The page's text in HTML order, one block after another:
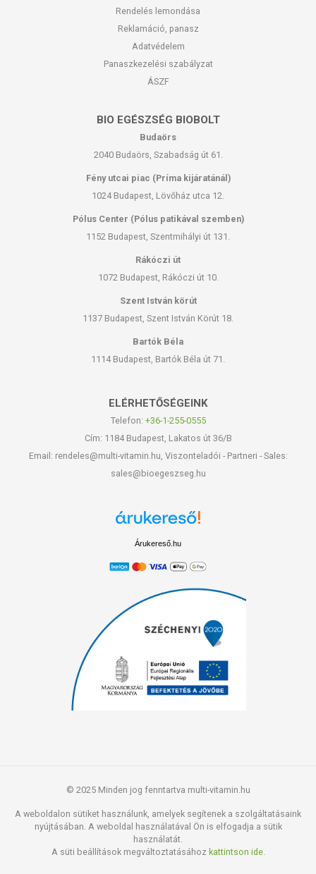
Rendelés lemondása
Reklamáció, panasz
Adatvédelem
Panaszkezelési szabályzat
ÁSZF
BIO EGÉSZSÉG BIOBOLT
Budaörs
2040 Budaörs, Szabadság út 61.
Fény utcai piac (Príma kijáratánál)
1024 Budapest, Lövőház utca 12.
Pólus Center (Pólus patikával szemben)
1152 Budapest, Szentmihályi út 131.
Rákóczi út
1072 Budapest, Rákóczi út 10.
Szent István körút
1137 Budapest, Szent István Körút 18.
Bartók Béla
1114 Budapest, Bartók Béla út 71.
ELÉRHETŐSÉGEINK
Telefon: +36-1-255-0555
Cím: 1184 Budapest, Lakatos út 36/B
Email: rendeles@multi-vitamin.hu, Viszonteladói - Partneri - Sales:
sales@bioegeszseg.hu
Árukereső.hu
© 2025 Minden jog fenntartva multi-vitamin.hu
A weboldalon sütiket használunk, amelyek segítenek a szolgáltatásaink
nyújtásában. A weboldal használatával Ön is elfogadja a sütik
használatát.
A süti beállítások megváltoztatásához kattintson ide.